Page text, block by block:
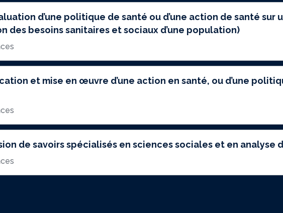
d’une politique de santé ou d’une action de santé
des besoins sanitaires et sociaux d’une population)
de savoirs spécialisés en sciences sociales et en